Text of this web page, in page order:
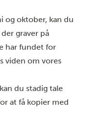
og oktober, kan du
graver på
har fundet for
viden om vores
du stadig tale
at få kopier med